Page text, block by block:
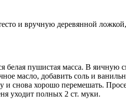
и вручную деревянной ложкой,
пушистая масса. В яичную
масло, добавить соль и
хорошо перемешать.
уходит полных 2 ст. муки.